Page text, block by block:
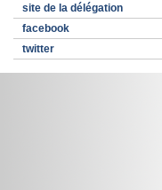
site de la délégation
facebook
twitter